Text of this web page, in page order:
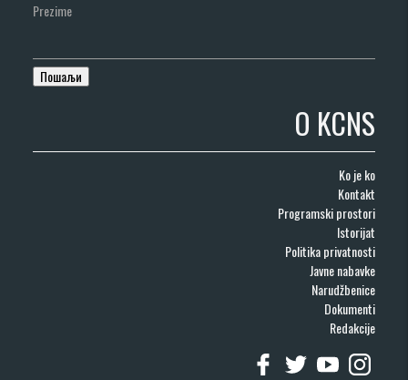
Prezime
O KCNS
Ko je ko
Kontakt
Programski prostori
Istorijat
Politika privatnosti
Javne nabavke
Narudžbenice
Dokumenti
Redakcije